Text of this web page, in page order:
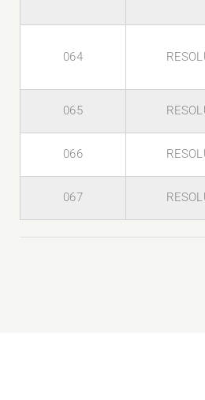
064
065
066
067